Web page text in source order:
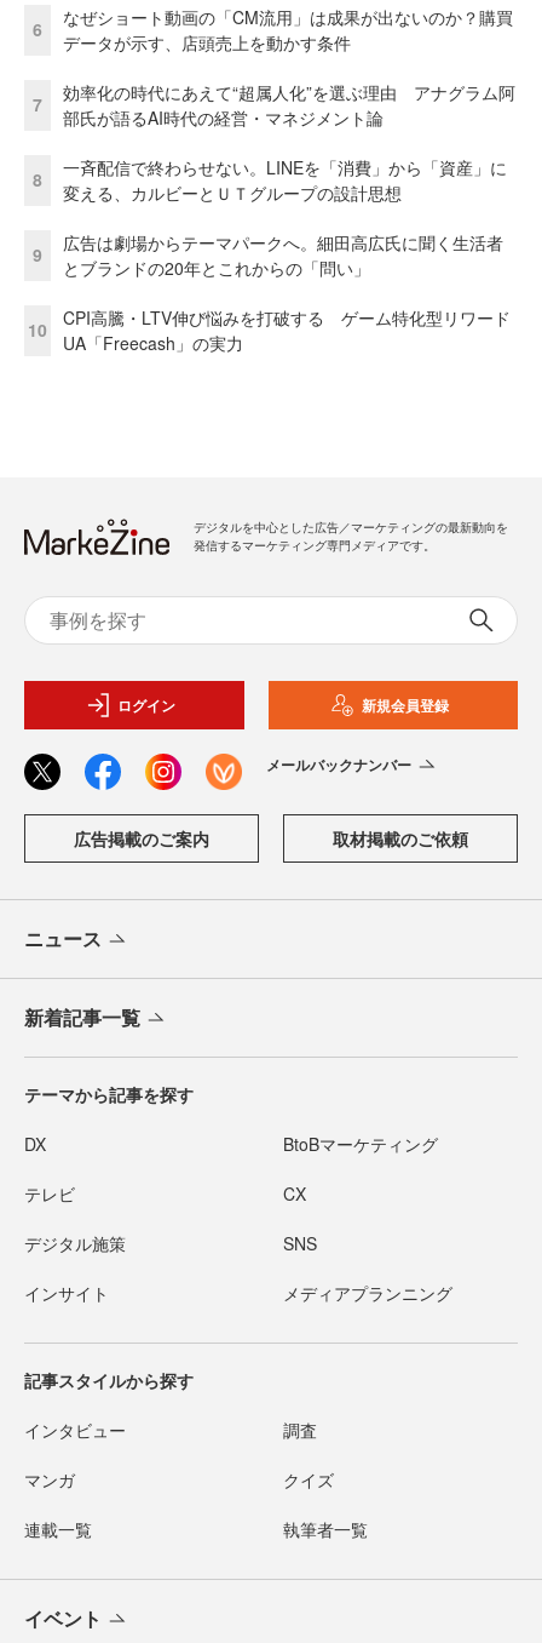
6
なぜショート動画の「CM流用」は成果が出ないのか？購買
データが示す、店頭売上を動かす条件
7
効率化の時代にあえて“超属人化”を選ぶ理由 アナグラム阿
部氏が語るAI時代の経営・マネジメント論
8
一斉配信で終わらせない。LINEを「消費」から「資産」に
変える、カルビーとＵＴグループの設計思想
9
広告は劇場からテーマパークへ。細田高広氏に聞く生活者
とブランドの20年とこれからの「問い」
10
CPI高騰・LTV伸び悩みを打破する ゲーム特化型リワード
UA「Freecash」の実力
デジタルを中心とした広告／マーケティングの最新動向を
発信するマーケティング専門メディアです。
ログイン 新規会員登録
メールバックナンバー
広告掲載のご案内 取材掲載のご依頼
ニュース
新着記事一覧
テーマから記事を探す
DX BtoBマーケティング
テレビ CX
デジタル施策 SNS
インサイト メディアプランニング
記事スタイルから探す
インタビュー 調査
マンガ クイズ
連載一覧 執筆者一覧
イベント